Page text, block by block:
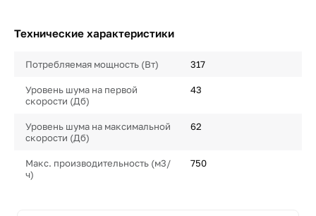
Технические характеристики
Потребляемая мощность (Вт) 317
Уровень шума на первой
скорости (Дб)
43
Уровень шума на максимальной
скорости (Дб)
62
Макс. производительность (м3/
ч)
750